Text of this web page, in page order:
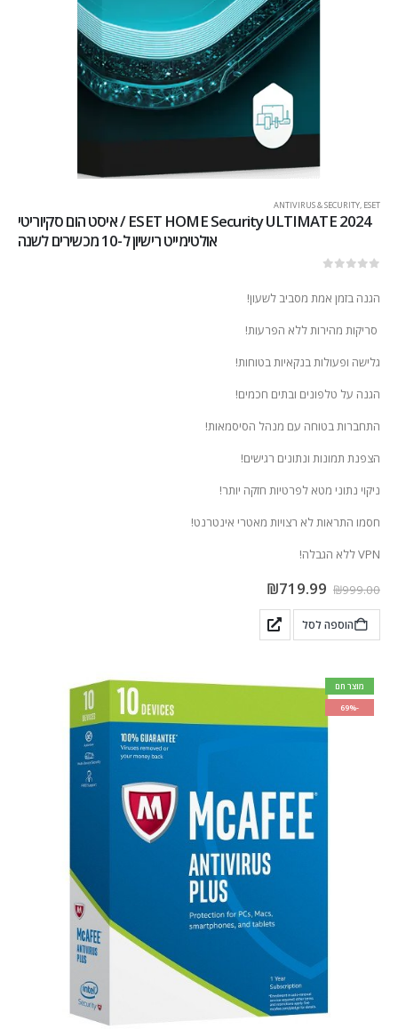
ANTIVIRUS & SECURITY, ESET
2024 ESET HOME Security ULTIMATE / איסט הום סקיוריטי
אולטימייט רישיון ל-10 מכשירים לשנה
הגנה בזמן אמת מסביב לשעון!
סריקות מהירות ללא הפרעות!
גלישה ופעולות בנקאיות בטוחות!
הגנה על טלפונים ובתים חכמים!
התחברות בטוחה עם מנהל הסיסמאות!
הצפנת תמונות ונתונים רגישים!
ניקוי נתוני מטא לפרטיות חזקה יותר!
חסמו התראות לא רצויות מאטרי אינטרנט!
VPN ללא הגבלה!
₪999.00
₪719.99
הוספה לסל
מוצר חם
-69%